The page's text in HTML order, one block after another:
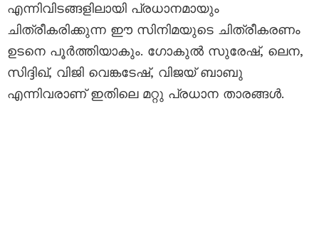
എന്നിവിടങ്ങളിലായി പ്രധാനമായും
ചിത്രീകരിക്കുന്ന ഈ സിനിമയുടെ ചിത്രീകരണം
ഉടനെ പൂർത്തിയാകും. ഗോകുൽ സുരേഷ്, ലെന,
സിദ്ദിഖ്, വിജി വെങ്കടേഷ്, വിജയ് ബാബു
എന്നിവരാണ് ഇതിലെ മറ്റു പ്രധാന താരങ്ങൾ.